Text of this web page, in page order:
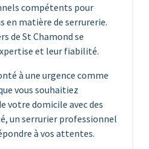
compétents pour
en matière de serrurerie.
de St Chamond se
et leur fiabilité.
à une urgence comme
vous souhaitiez
votre domicile avec des
un serrurier professionnel
à vos attentes.